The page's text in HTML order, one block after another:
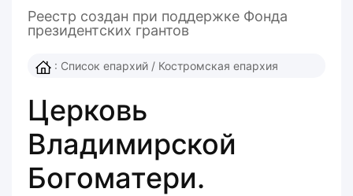
Реестр создан при поддержке Фонда
президентcких грантов
: Список епархий / Костромская епархия
Церковь
Владимирской
Богоматери.